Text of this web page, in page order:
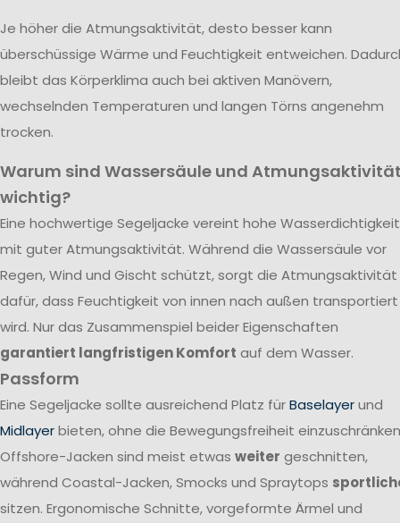
Je höher die Atmungsaktivität, desto besser kann
überschüssige Wärme und Feuchtigkeit entweichen.
bleibt das Körperklima auch bei aktiven Manövern,
wechselnden Temperaturen und langen Törns angenehm
trocken.
Warum sind Wassersäule und
wichtig?
Eine hochwertige Segeljacke vereint hohe Wasserdichtigkeit
mit guter Atmungsaktivität. Während die Wassersäule vor
Regen, Wind und Gischt schützt, sorgt die Atmungsaktivität
dafür, dass Feuchtigkeit von innen nach außen transportiert
wird. Nur das Zusammenspiel beider Eigenschaften
garantiert langfristigen Komfort auf dem Wasser.
Passform
Eine Segeljacke sollte ausreichend Platz fürBaselayerund
Midlayerbieten, ohne die Bewegungsfreiheit
Offshore-Jacken sind meist etwas weiter geschnitten,
während Coastal-Jacken, Smocks und Spraytops
sitzen. Ergonomische Schnitte, vorgeformte Ärmel und